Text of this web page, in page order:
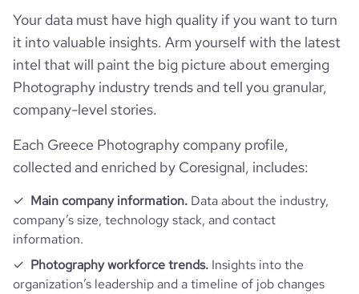
pages_per_visit 1.01
Your data must have high quality if you want to turn
it into valuable insights. Arm yourself with the latest
intel that will paint the big picture about emerging
Photography industry trends and tell you granular,
company-level stories.
Each Greece Photography company profile,
collected and enriched by Coresignal, includes:
Main company information. Data about the industry,
company’s size, technology stack, and contact
information.
Photography workforce trends. Insights into the
organization’s leadership and a timeline of job changes